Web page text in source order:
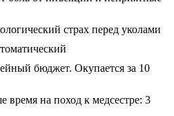
страх перед уколами
бюджет. Окупается за 10
время на поход к медсестре: 3